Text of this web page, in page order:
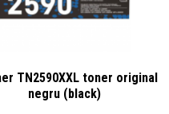
TN2590XXL toner original
negru (black)